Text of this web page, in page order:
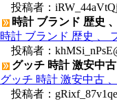
投稿者：
時計 ブランド 歴史
時計 ブランド 歴史 、
投稿者：
グッチ 時計 激安中
グッチ 時計 激安中古
投稿者：